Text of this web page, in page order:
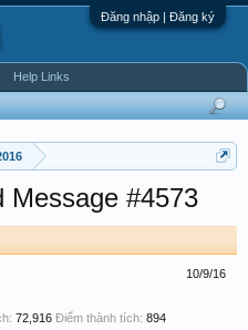
Đăng nhập | Đăng ký
Message #4573
10/9/16
72,916 Điểm thành tích: 894
Help Links